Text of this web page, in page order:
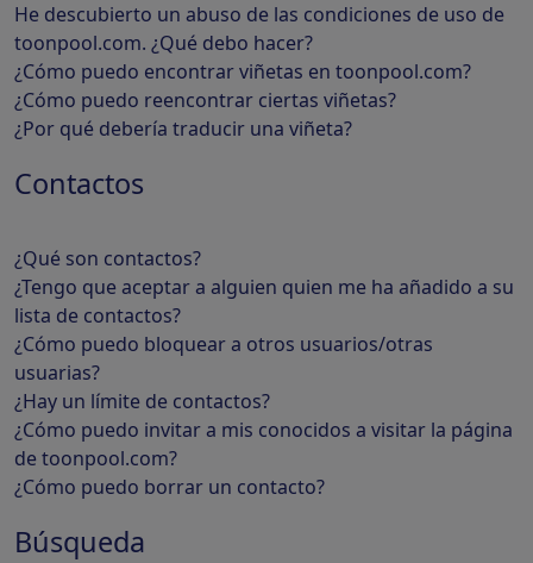
He descubierto un abuso de las condiciones de uso de
toonpool.com. ¿Qué debo hacer?
¿Cómo puedo encontrar viñetas en toonpool.com?
¿Cómo puedo reencontrar ciertas viñetas?
¿Por qué debería traducir una viñeta?
Contactos
¿Qué son contactos?
¿Tengo que aceptar a alguien quien me ha añadido a su
lista de contactos?
¿Cómo puedo bloquear a otros usuarios/otras
usuarias?
¿Hay un límite de contactos?
¿Cómo puedo invitar a mis conocidos a visitar la página
de toonpool.com?
¿Cómo puedo borrar un contacto?
Búsqueda